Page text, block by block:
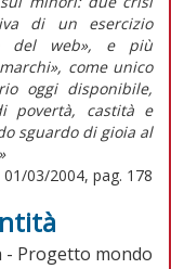
di un esercizio
del web», e più
come unico
oggi disponibile,
povertà, castità e
sguardo di gioia al
03/2004, pag. 178
- Progetto mondo